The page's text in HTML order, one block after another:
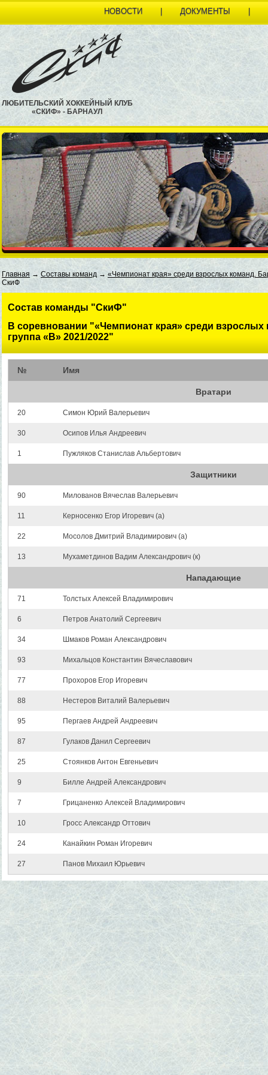
НОВОСТИ | ДОКУМЕНТЫ |
ЛЮБИТЕЛЬСКИЙ ХОККЕЙНЫЙ КЛУБ
«СКИФ» - БАРНАУЛ
Главная → Составы команд → «Чемпионат края» среди взрослых команд.
СкиФ
Состав команды "СкиФ"
В соревновании "«Чемпионат края» среди взрослых
группа «B» 2021/2022"
№ Имя
Вратари
20 Симон Юрий Валерьевич
30 Осипов Илья Андреевич
1 Пужляков Станислав Альбертович
Защитники
90 Милованов Вячеслав Валерьевич
11 Керносенко Егор Игоревич (a)
22 Мосолов Дмитрий Владимирович (a)
13 Мухаметдинов Вадим Александрович (к)
Нападающие
71 Толстых Алексей Владимирович
6 Петров Анатолий Сергеевич
34 Шмаков Роман Александрович
93 Михальцов Константин Вячеславович
77 Прохоров Егор Игоревич
88 Нестеров Виталий Валерьевич
95 Пергаев Андрей Андреевич
87 Гулаков Данил Сергеевич
25 Стоянков Антон Евгеньевич
9 Билле Андрей Александрович
7 Грицаненко Алексей Владимирович
10 Гросс Александр Оттович
24 Канайкин Роман Игоревич
27 Панов Михаил Юрьевич